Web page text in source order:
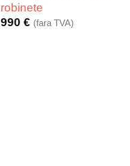
robinete
990 € (fara TVA)